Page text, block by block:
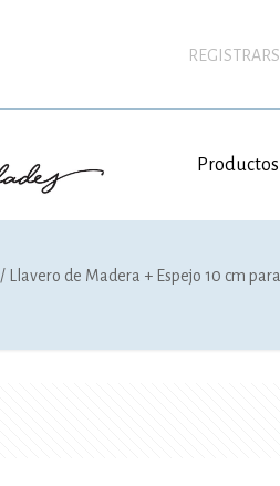
Productos
/ Llavero de Madera + Espejo 10 cm